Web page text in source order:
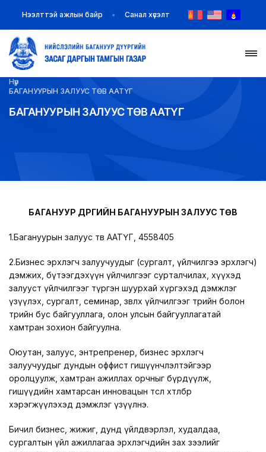
НҮҮР
ТАНИЛЦУУЛГА
ЗАХИРАМЖ ШИЙДВЭР
ИЛ ТОД БАЙДАЛ
LEGAL.INFO
АВЛИГА МЭДЭЭ
Нээлттэй ажлын байр Санал хүсэлт
Нүүр
БАГАНУУРЫН ЗАЛУУС ТӨВ ААТҮГ
БАГАНУУРЫН ЗАЛУУС ТӨВ ААТҮГ
БАГАНУУР ДҮҮРГИЙН БАГАНУУРЫН ЗАЛУУС ТӨВ
1.Багануурын залуус төв ААТҮГ, 4558405
2.Бизнес эрхлэгч залуучуудыг (сургалт, үйлчилгээ эрхлэгч)
дэмжих, бүтээгдэхүүн үйлчилгээг сурталчилах, хүүхэд
залууст үйлчилгээг түргэн шуурхай хүргэхэд дэмжлэг
үзүүлэх, сургалт, семинар, зөвлөх үйлчилгээг төрийн болон
төрийн бус байгууллага, олон улсын байгууллагатай
хамтран зохион байгуулна.
Оюутан, залуус, энтрепренер, бизнес эрхлэгч
залуучуудыг дундын оффист гишүүнчлэлтэйгээр
оролцуулж, хамтран ажиллах орчныг бүрдүүлж,
гишүүдийн хамтарсан инновацын төсөл хөтөлбөр
хэрэгжүүлэхэд дэмжлэг үзүүлнэ.
Бичил бизнес, жижиг, дунд үйлдвэрлэл, худалдаа,
сургалтын үйл ажиллагаа эрхлэгчдийн зах зээлийг